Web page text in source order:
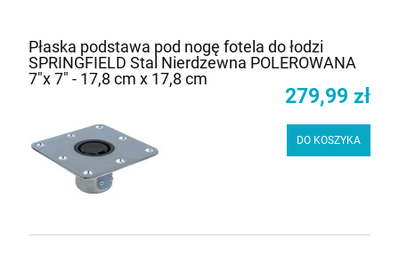
Płaska podstawa pod nogę fotela do łodzi
SPRINGFIELD Stal Nierdzewna POLEROWANA
7"x 7" - 17,8 cm x 17,8 cm
279,99 zł
DO KOSZYKA